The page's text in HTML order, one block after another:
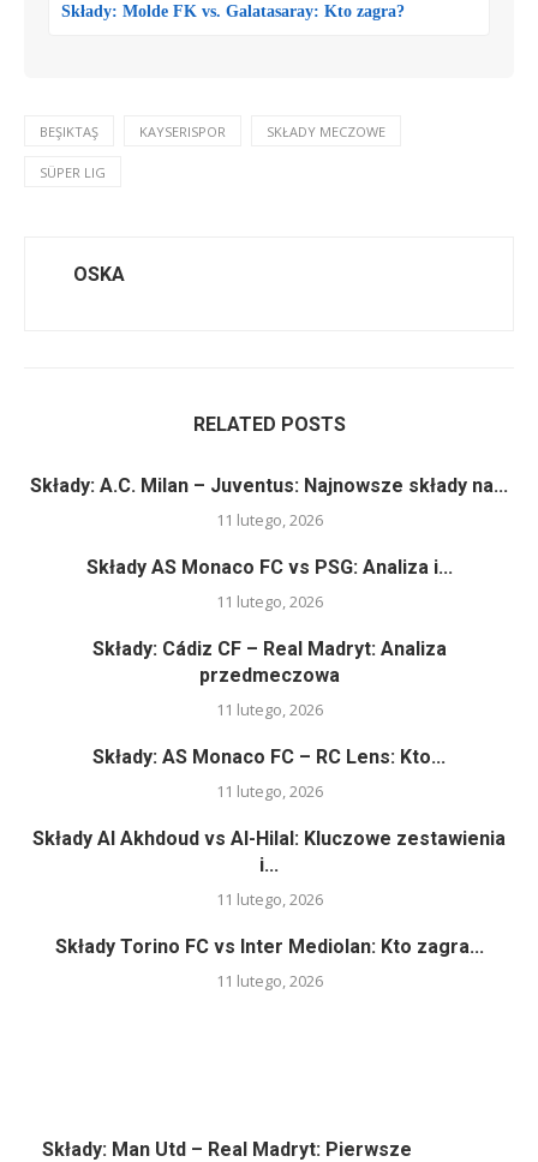
Składy: Molde FK vs. Galatasaray: Kto zagra?
BEŞIKTAŞ KAYSERISPOR SKŁADY MECZOWE
SÜPER LIG
OSKA
RELATED POSTS
Składy: A.C. Milan – Juventus: Najnowsze składy na...
11 lutego, 2026
Składy AS Monaco FC vs PSG: Analiza i...
11 lutego, 2026
Składy: Cádiz CF – Real Madryt: Analiza
przedmeczowa
11 lutego, 2026
Składy: AS Monaco FC – RC Lens: Kto...
11 lutego, 2026
Składy Al Akhdoud vs Al-Hilal: Kluczowe zestawienia
i...
11 lutego, 2026
Składy Torino FC vs Inter Mediolan: Kto zagra...
11 lutego, 2026
Składy: Man Utd – Real Madryt: Pierwsze